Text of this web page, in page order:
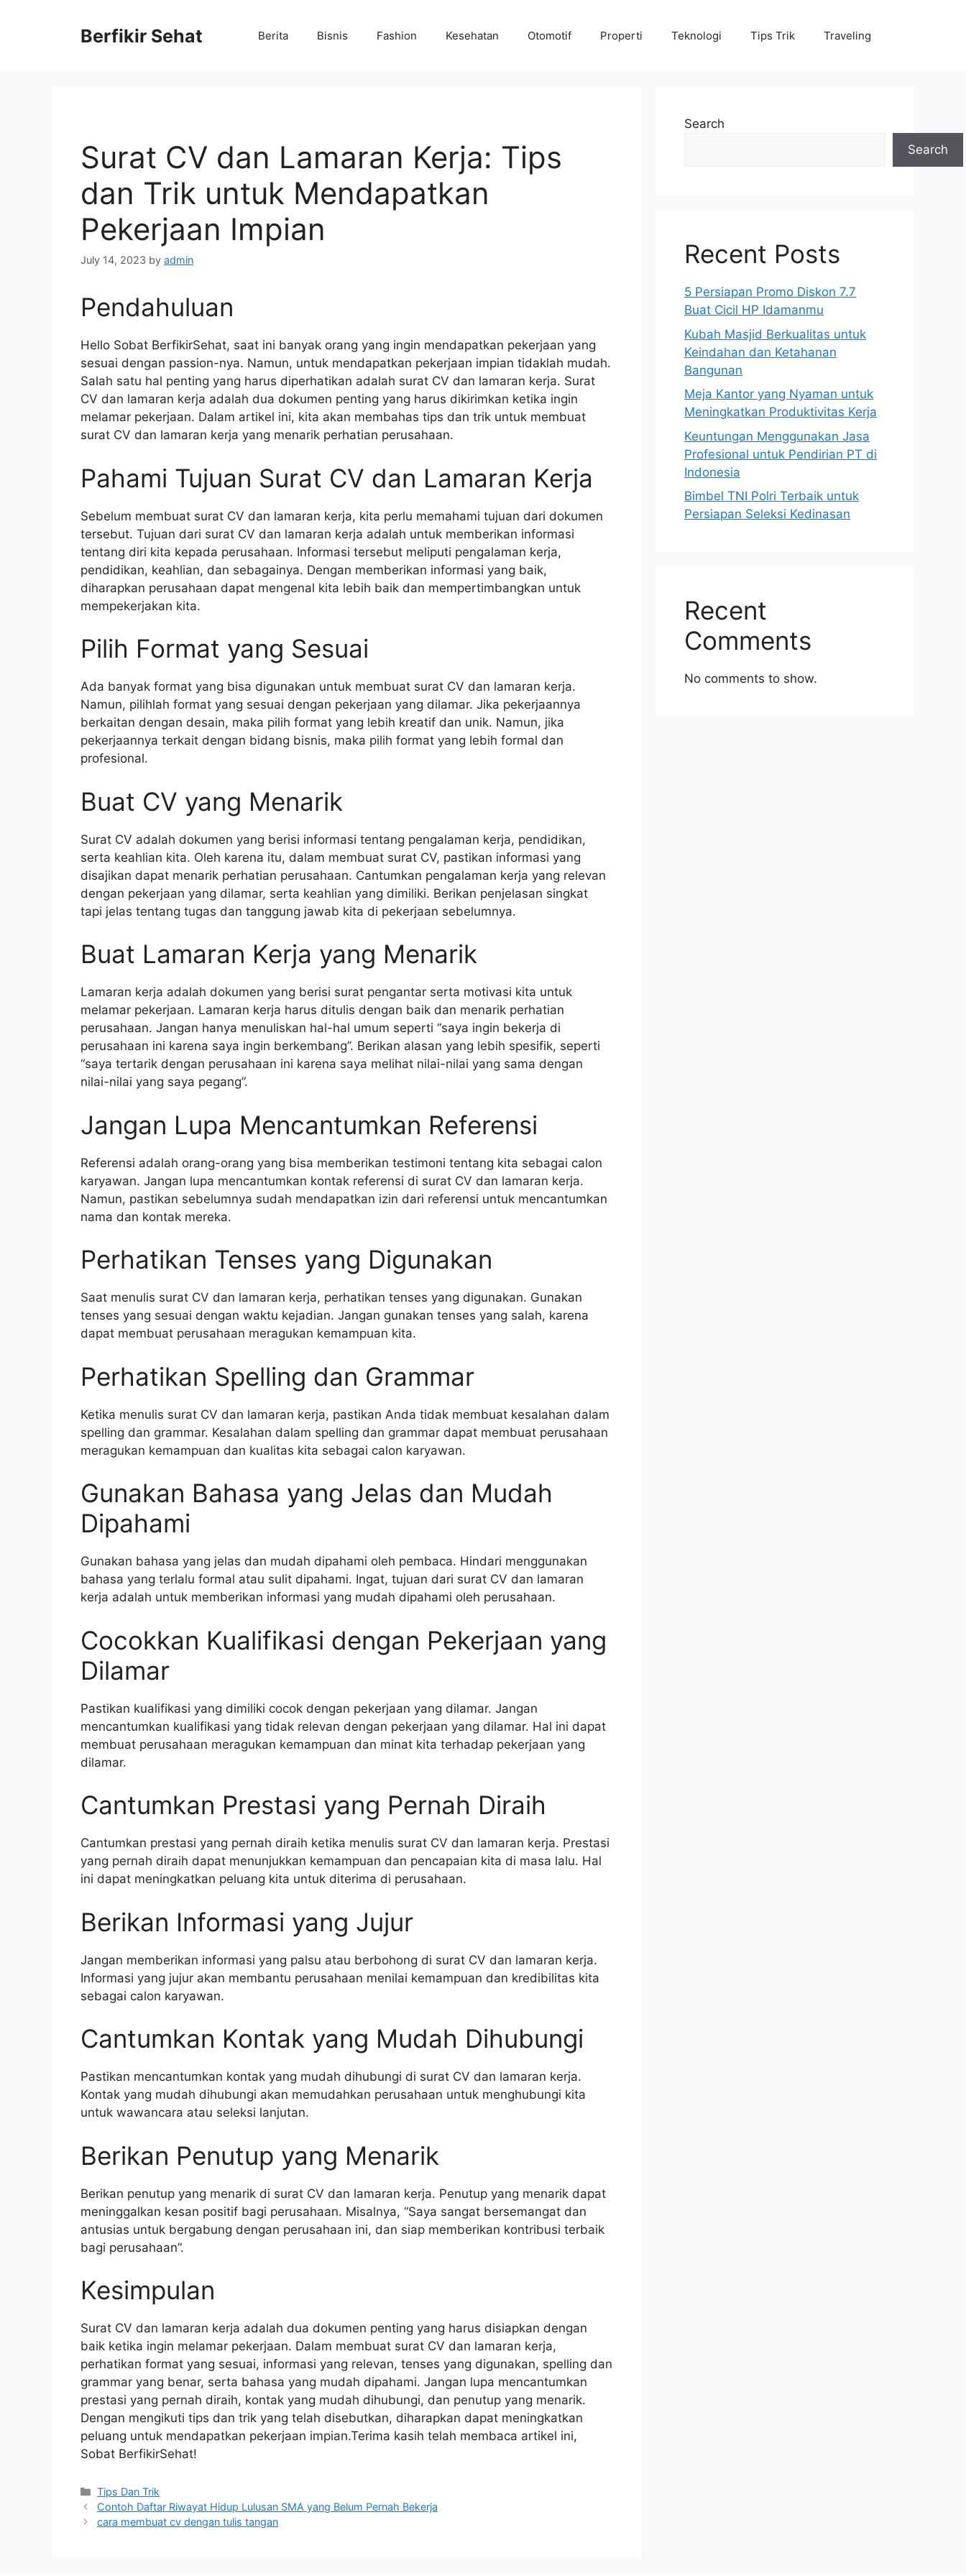
Berfikir Sehat Berita Bisnis Fashion Kesehatan Otomotif Properti Teknologi Tips Trik Traveling
Surat CV dan Lamaran Kerja: Tips
dan Trik untuk Mendapatkan
Pekerjaan Impian
July 14, 2023 by admin
Pendahuluan
Hello Sobat BerfikirSehat, saat ini banyak orang yang ingin mendapatkan pekerjaan yang
sesuai dengan passion-nya. Namun, untuk mendapatkan pekerjaan impian tidaklah mudah.
Salah satu hal penting yang harus diperhatikan adalah surat CV dan lamaran kerja. Surat
CV dan lamaran kerja adalah dua dokumen penting yang harus dikirimkan ketika ingin
melamar pekerjaan. Dalam artikel ini, kita akan membahas tips dan trik untuk membuat
surat CV dan lamaran kerja yang menarik perhatian perusahaan.
Pahami Tujuan Surat CV dan Lamaran Kerja
Sebelum membuat surat CV dan lamaran kerja, kita perlu memahami tujuan dari dokumen
tersebut. Tujuan dari surat CV dan lamaran kerja adalah untuk memberikan informasi
tentang diri kita kepada perusahaan. Informasi tersebut meliputi pengalaman kerja,
pendidikan, keahlian, dan sebagainya. Dengan memberikan informasi yang baik,
diharapkan perusahaan dapat mengenal kita lebih baik dan mempertimbangkan untuk
mempekerjakan kita.
Pilih Format yang Sesuai
Ada banyak format yang bisa digunakan untuk membuat surat CV dan lamaran kerja.
Namun, pilihlah format yang sesuai dengan pekerjaan yang dilamar. Jika pekerjaannya
berkaitan dengan desain, maka pilih format yang lebih kreatif dan unik. Namun, jika
pekerjaannya terkait dengan bidang bisnis, maka pilih format yang lebih formal dan
profesional.
Buat CV yang Menarik
Surat CV adalah dokumen yang berisi informasi tentang pengalaman kerja, pendidikan,
serta keahlian kita. Oleh karena itu, dalam membuat surat CV, pastikan informasi yang
disajikan dapat menarik perhatian perusahaan. Cantumkan pengalaman kerja yang relevan
dengan pekerjaan yang dilamar, serta keahlian yang dimiliki. Berikan penjelasan singkat
tapi jelas tentang tugas dan tanggung jawab kita di pekerjaan sebelumnya.
Buat Lamaran Kerja yang Menarik
Lamaran kerja adalah dokumen yang berisi surat pengantar serta motivasi kita untuk
melamar pekerjaan. Lamaran kerja harus ditulis dengan baik dan menarik perhatian
perusahaan. Jangan hanya menuliskan hal-hal umum seperti “saya ingin bekerja di
perusahaan ini karena saya ingin berkembang”. Berikan alasan yang lebih spesifik, seperti
“saya tertarik dengan perusahaan ini karena saya melihat nilai-nilai yang sama dengan
nilai-nilai yang saya pegang”.
Jangan Lupa Mencantumkan Referensi
Referensi adalah orang-orang yang bisa memberikan testimoni tentang kita sebagai calon
karyawan. Jangan lupa mencantumkan kontak referensi di surat CV dan lamaran kerja.
Namun, pastikan sebelumnya sudah mendapatkan izin dari referensi untuk mencantumkan
nama dan kontak mereka.
Perhatikan Tenses yang Digunakan
Saat menulis surat CV dan lamaran kerja, perhatikan tenses yang digunakan. Gunakan
tenses yang sesuai dengan waktu kejadian. Jangan gunakan tenses yang salah, karena
dapat membuat perusahaan meragukan kemampuan kita.
Perhatikan Spelling dan Grammar
Ketika menulis surat CV dan lamaran kerja, pastikan Anda tidak membuat kesalahan dalam
spelling dan grammar. Kesalahan dalam spelling dan grammar dapat membuat perusahaan
meragukan kemampuan dan kualitas kita sebagai calon karyawan.
Gunakan Bahasa yang Jelas dan Mudah
Dipahami
Gunakan bahasa yang jelas dan mudah dipahami oleh pembaca. Hindari menggunakan
bahasa yang terlalu formal atau sulit dipahami. Ingat, tujuan dari surat CV dan lamaran
kerja adalah untuk memberikan informasi yang mudah dipahami oleh perusahaan.
Cocokkan Kualifikasi dengan Pekerjaan yang
Dilamar
Pastikan kualifikasi yang dimiliki cocok dengan pekerjaan yang dilamar. Jangan
mencantumkan kualifikasi yang tidak relevan dengan pekerjaan yang dilamar. Hal ini dapat
membuat perusahaan meragukan kemampuan dan minat kita terhadap pekerjaan yang
dilamar.
Cantumkan Prestasi yang Pernah Diraih
Cantumkan prestasi yang pernah diraih ketika menulis surat CV dan lamaran kerja. Prestasi
yang pernah diraih dapat menunjukkan kemampuan dan pencapaian kita di masa lalu. Hal
ini dapat meningkatkan peluang kita untuk diterima di perusahaan.
Berikan Informasi yang Jujur
Jangan memberikan informasi yang palsu atau berbohong di surat CV dan lamaran kerja.
Informasi yang jujur akan membantu perusahaan menilai kemampuan dan kredibilitas kita
sebagai calon karyawan.
Cantumkan Kontak yang Mudah Dihubungi
Pastikan mencantumkan kontak yang mudah dihubungi di surat CV dan lamaran kerja.
Kontak yang mudah dihubungi akan memudahkan perusahaan untuk menghubungi kita
untuk wawancara atau seleksi lanjutan.
Berikan Penutup yang Menarik
Berikan penutup yang menarik di surat CV dan lamaran kerja. Penutup yang menarik dapat
meninggalkan kesan positif bagi perusahaan. Misalnya, “Saya sangat bersemangat dan
antusias untuk bergabung dengan perusahaan ini, dan siap memberikan kontribusi terbaik
bagi perusahaan”.
Kesimpulan
Surat CV dan lamaran kerja adalah dua dokumen penting yang harus disiapkan dengan
baik ketika ingin melamar pekerjaan. Dalam membuat surat CV dan lamaran kerja,
perhatikan format yang sesuai, informasi yang relevan, tenses yang digunakan, spelling dan
grammar yang benar, serta bahasa yang mudah dipahami. Jangan lupa mencantumkan
prestasi yang pernah diraih, kontak yang mudah dihubungi, dan penutup yang menarik.
Dengan mengikuti tips dan trik yang telah disebutkan, diharapkan dapat meningkatkan
peluang untuk mendapatkan pekerjaan impian.Terima kasih telah membaca artikel ini,
Sobat BerfikirSehat!
Categories
Tips Dan Trik
Contoh Daftar Riwayat Hidup Lulusan SMA yang Belum Pernah Bekerja
cara membuat cv dengan tulis tangan
Search
Search
Recent Posts
5 Persiapan Promo Diskon 7.7
Buat Cicil HP Idamanmu
Kubah Masjid Berkualitas untuk
Keindahan dan Ketahanan
Bangunan
Meja Kantor yang Nyaman untuk
Meningkatkan Produktivitas Kerja
Keuntungan Menggunakan Jasa
Profesional untuk Pendirian PT di
Indonesia
Bimbel TNI Polri Terbaik untuk
Persiapan Seleksi Kedinasan
Recent
Comments
No comments to show.